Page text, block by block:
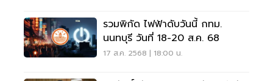
รวมพิกัด ไฟฟ้าดับวันนี้ กทม.
นนทบุรี วันที่ 18-20 ส.ค. 68
17 ส.ค. 2568 | 18:00 น.